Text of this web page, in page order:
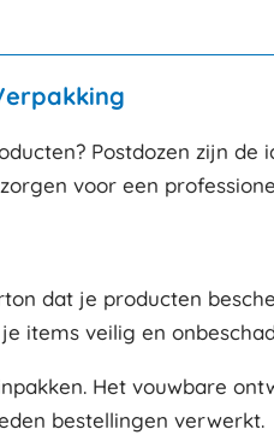
Postdozen zijn de
voor een
dat je producten
items veilig en
Het vouwbare
bestellingen verwerkt.